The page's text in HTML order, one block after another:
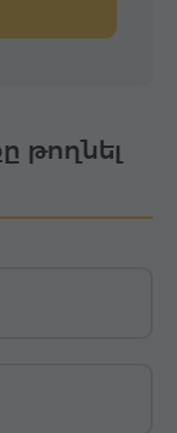
թողնել